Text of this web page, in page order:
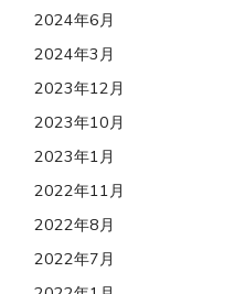
2024年6月
2024年3月
2023年12月
2023年10月
2023年1月
2022年11月
2022年8月
2022年7月